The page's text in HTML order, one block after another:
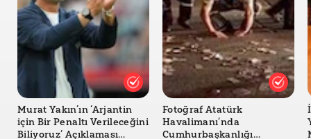
Murat Yakın’ın ‘Arjantin
için Bir Penaltı Verileceğini
Biliyoruz’ Açıklaması
Fotoğraf Atatürk
Havalimanı’nda
Cumhurbaşkanlığı